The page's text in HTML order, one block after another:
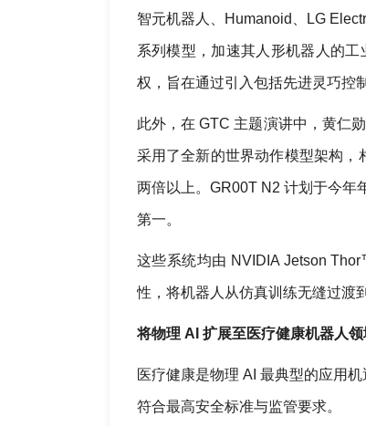
智元机器人、Humanoid、LG
系列模型，加速其人形机器人的
权，旨在通过引入包括先进灵巧控
此外，在 GTC 主题演讲中，黄仁
采用了全新的世界动作模型架构，
两倍以上。GR00T N2 计划于今年
第一。
这些系统均由 NVIDIA Jetson
性，将机器人从仿真训练无缝过渡
将物理 AI 扩展至医疗健康机器人领
医疗健康是物理 AI 最典型的应用
符合最高安全标准与监管要求。